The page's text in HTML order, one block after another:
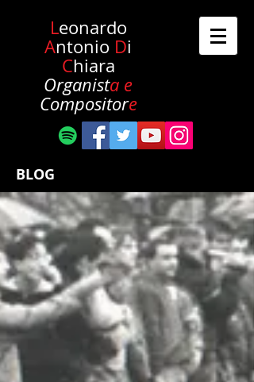
Leonardo
Antonio Di
Chiara
Organista e
Compositore
BLOG